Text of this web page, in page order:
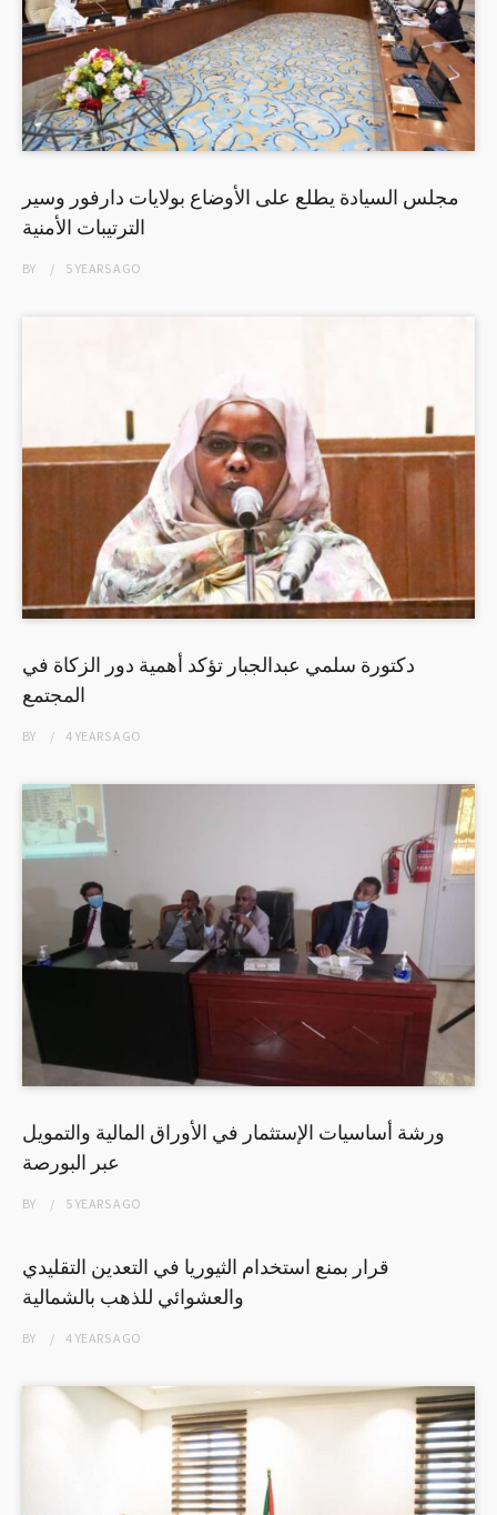
مجلس السيادة يطلع على الأوضاع بولايات دارفور وسير
الترتيبات الأمنية
BY 5 YEARSAGO
دكتورة سلمي عبدالجبار تؤكد أهمية دور الزكاة في
المجتمع
BY 4 YEARSAGO
ورشة أساسيات الإستثمار في الأوراق المالية والتمويل
عبر البورصة
BY 5 YEARSAGO
قرار بمنع استخدام الثيوريا في التعدين التقليدي
والعشوائي للذهب بالشمالية
BY 4 YEARSAGO